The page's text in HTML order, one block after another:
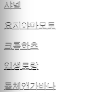
샤넬
요지야마모토
크롬하츠
입생로랑
돌체앤가바나